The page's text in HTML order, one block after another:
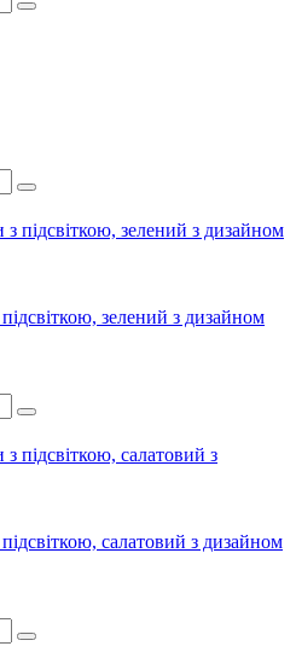
зелений з дизайном
салатовий з дизайном